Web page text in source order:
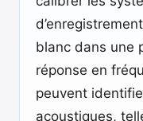
blanc dans une
réponse en
peuvent
acoustiques,